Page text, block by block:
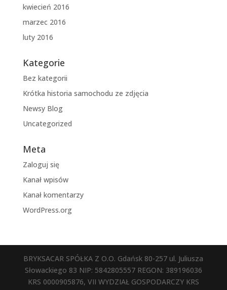
kwiecień 2016
marzec 2016
luty 2016
Kategorie
Bez kategorii
Krótka historia samochodu ze zdjęcia
Newsy Blog
Uncategorized
Meta
Zaloguj się
Kanał wpisów
Kanał komentarzy
WordPress.org
BRYKSACAR SPÓŁKA Z O.O. Gdańsk 80-257 ul. Juliusza
Słowackiego 83 NIP: 5842805557 REGON: 389196036
KRS 0000905876, VII WYDZIAŁ GOSPODARCZY KRS